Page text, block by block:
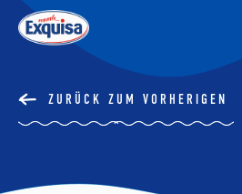
ZURÜCK ZUM VORHERIGEN